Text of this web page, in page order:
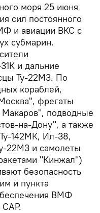
моря 25 июня
сил постоянного
и авиации ВКС с
субмарин.
и дальние
Ту-22М3. По
кораблей,
фрегаты
подводные
на-Дону", а также
142МК, Ил-38,
22М3 и самолеты
"Кинжал")
безопасность
и пункта
ВМФ
САР.